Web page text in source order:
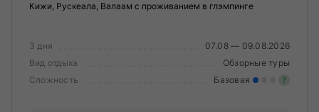
Кижи, Рускеала, Валаам с проживанием в глэмпинге
3 дня
07.08 — 09.08.2026
Вид отдыха
Обзорные туры
Сложность
Базовая ?